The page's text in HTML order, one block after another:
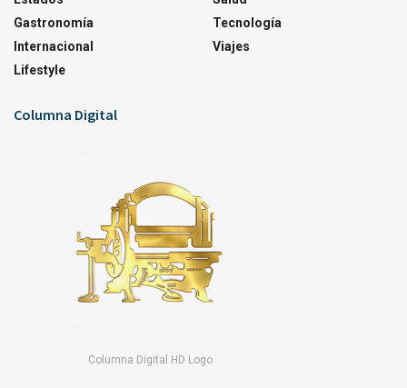
Gastronomía
Internacional
Lifestyle
Tecnología
Viajes
Columna Digital
Columna Digital HD Logo